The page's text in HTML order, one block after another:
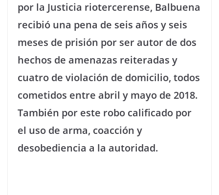
por la Justicia riotercerense, Balbuena
recibió una pena de seis años y seis
meses de prisión por ser autor de dos
hechos de amenazas reiteradas y
cuatro de violación de domicilio, todos
cometidos entre abril y mayo de 2018.
También por este robo calificado por
el uso de arma, coacción y
desobediencia a la autoridad.